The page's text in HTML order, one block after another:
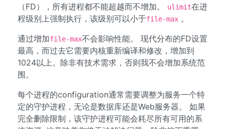
（FD），所有进程都不能超越而不增加。
ulimit在进
程级别上强制执行，该级别可以小于file-max 。
通过增加file-max不会影响性能。 现代分布的FD设置
最高，而过去它需要内核重新编译和修改，增加到
1024以上。除非有技术需求，否则我不会增加系统范
围。
每个进程的configuration通常需要调整为服务一个特
定的守护进程，无论是数据库还是Web服务器。 如果
完全删除限制，该守护进程可能会耗尽所有可用的系